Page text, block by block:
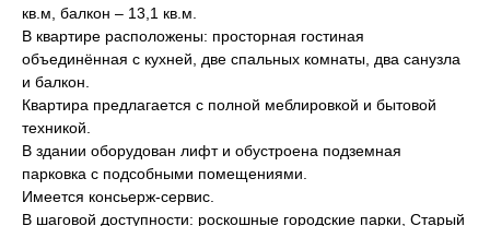
кв.м, балкон – 13,1 кв.м.
В квартире расположены: просторная гостиная
объединённая с кухней, две спальных комнаты, два санузла
и балкон.
Квартира предлагается с полной меблировкой и бытовой
техникой.
В здании оборудован лифт и обустроена подземная
парковка с подсобными помещениями.
Имеется консьерж-сервис.
В шаговой доступности: роскошные городские парки, Старый